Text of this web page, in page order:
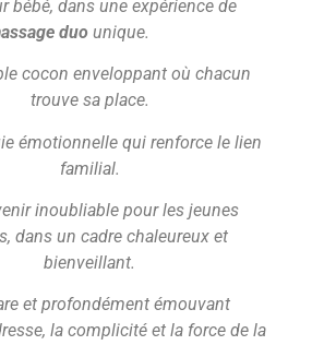
bébé, dans une expérience de
duo unique.
cocon enveloppant où chacun
trouve sa place.
émotionnelle qui renforce le lien
familial.
inoubliable pour les jeunes
dans un cadre chaleureux et
bienveillant.
et profondément émouvant
la complicité et la force de la